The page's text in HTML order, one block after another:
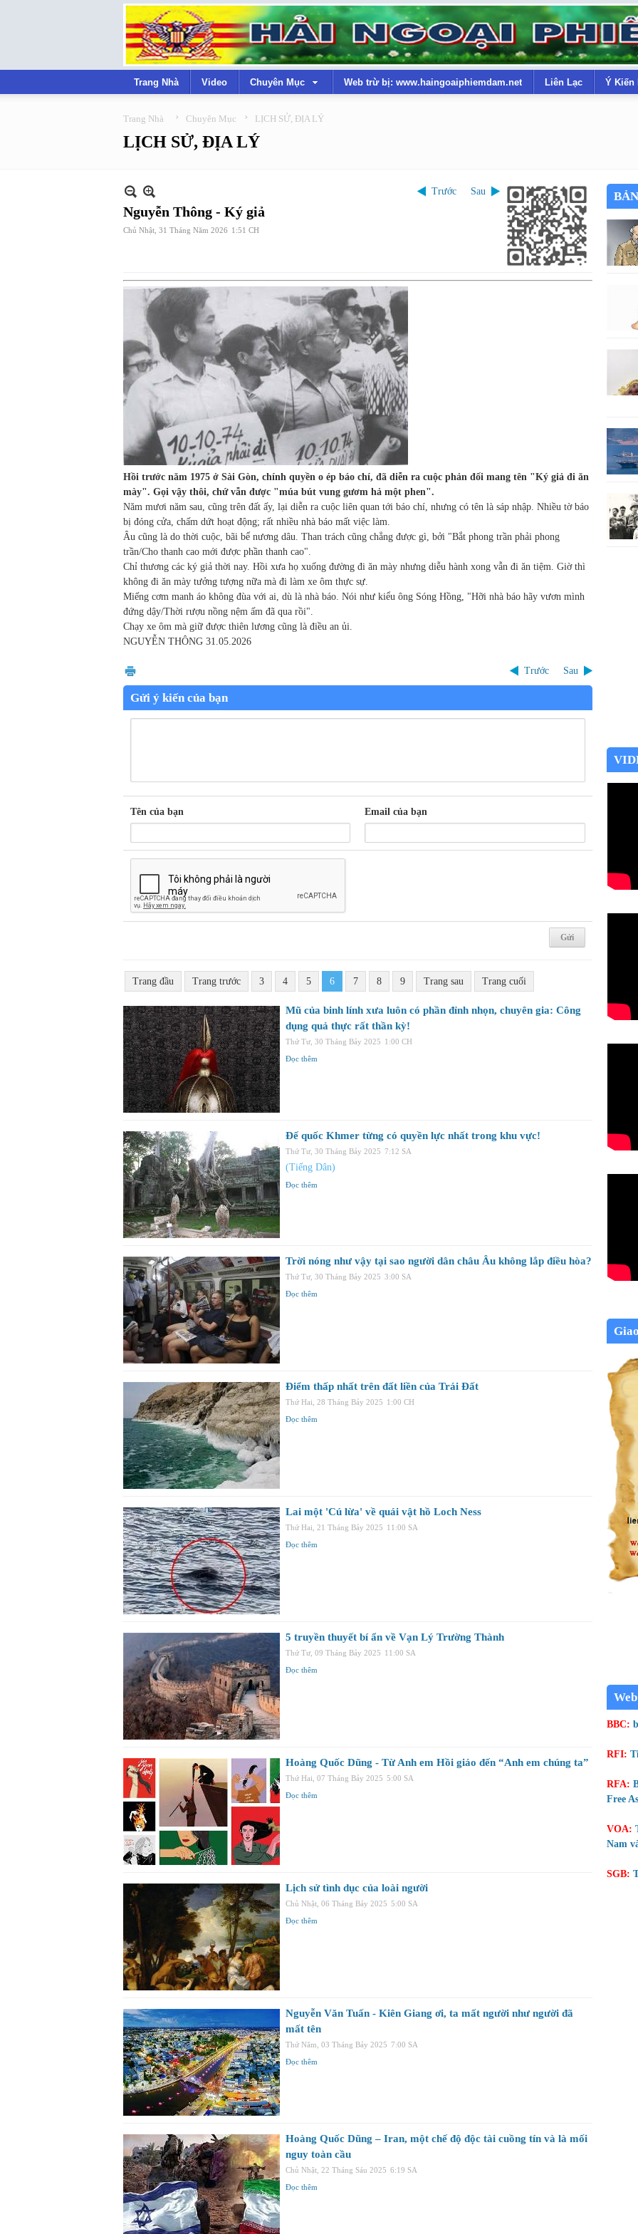
Trang Nhà Video Chuyên Mục Web trừ bị: www.haingoaiphiemdam.net Liên Lạc Ý Kiến
Trang Nhà › Chuyên Mục › LỊCH SỬ, ĐỊA LÝ
LỊCH SỬ, ĐỊA LÝ
Trước Sau
Nguyễn Thông - Ký giả
Chủ Nhật, 31 Tháng Năm 2026 1:51 CH
Hồi trước năm 1975 ở Sài Gòn, chính quyền o ép báo chí, đã diễn ra cuộc phản đối mang tên "Ký giả đi ăn
mày". Gọi vậy thôi, chứ vẫn được "múa bút vung gươm hả một phen".
Năm mươi năm sau, cũng trên đất ấy, lại diễn ra cuộc liên quan tới báo chí, nhưng có tên là sáp nhập. Nhiều tờ báo
bị đóng cửa, chấm dứt hoạt động; rất nhiều nhà báo mất việc làm.
Âu cũng là do thời cuộc, bãi bể nương dâu. Than trách cũng chẳng được gì, bởi "Bắt phong trần phải phong
trần/Cho thanh cao mới được phần thanh cao".
Chỉ thương các ký giả thời nay. Hồi xưa họ xuống đường đi ăn mày nhưng diễu hành xong vẫn đi ăn tiệm. Giờ thì
không đi ăn mày tưởng tượng nữa mà đi làm xe ôm thực sự.
Miếng cơm manh áo không đùa với ai, dù là nhà báo. Nói như kiểu ông Sóng Hồng, "Hỡi nhà báo hãy vươn mình
đứng dậy/Thời rượu nồng nệm ấm đã qua rồi".
Chạy xe ôm mà giữ được thiên lương cũng là điều an ủi.
NGUYỄN THÔNG 31.05.2026
Trước Sau
Gửi ý kiến của bạn
Tên của bạn Email của bạn
Trang đầu Trang trước 3 4 5 6 7 8 9 Trang sau Trang cuối
Mũ của binh lính xưa luôn có phần đỉnh nhọn, chuyên gia: Công
dụng quả thực rất thần kỳ!
Thứ Tư, 30 Tháng Bảy 2025 1:00 CH
Đọc thêm
Đế quốc Khmer từng có quyền lực nhất trong khu vực!
Thứ Tư, 30 Tháng Bảy 2025 7:12 SA
(Tiếng Dân)
Đọc thêm
Trời nóng như vậy tại sao người dân châu Âu không lắp điều hòa?
Thứ Tư, 30 Tháng Bảy 2025 3:00 SA
Đọc thêm
Điểm thấp nhất trên đất liền của Trái Đất
Thứ Hai, 28 Tháng Bảy 2025 1:00 CH
Đọc thêm
Lai một 'Cú lừa' về quái vật hồ Loch Ness
Thứ Hai, 21 Tháng Bảy 2025 11:00 SA
Đọc thêm
5 truyền thuyết bí ẩn về Vạn Lý Trường Thành
Thứ Tư, 09 Tháng Bảy 2025 11:00 SA
Đọc thêm
Hoàng Quốc Dũng - Từ Anh em Hồi giáo đến “Anh em chúng ta”
Thứ Hai, 07 Tháng Bảy 2025 5:00 SA
Đọc thêm
Lịch sử tình dục của loài người
Chủ Nhật, 06 Tháng Bảy 2025 5:00 SA
Đọc thêm
Nguyễn Văn Tuấn - Kiên Giang ơi, ta mất người như người đã
mất tên
Thứ Năm, 03 Tháng Bảy 2025 7:00 SA
Đọc thêm
Hoàng Quốc Dũng – Iran, một chế độ độc tài cuồng tín và là mối
nguy toàn cầu
Chủ Nhật, 22 Tháng Sáu 2025 6:19 SA
Đọc thêm
BBC:
RFI:
RFA:
Free
VOA:
Nam
SGB: